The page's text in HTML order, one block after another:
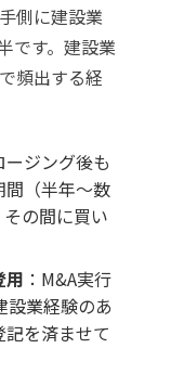
側に建設業
す。 建設業
頻出する経
ージング後も
（半年〜数
の間に買い
用 ：M&A実行
設業経験のあ
を済ませて